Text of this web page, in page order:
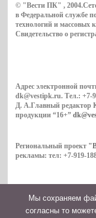
© "Вести ПК" ,
в Федеральной службе
технологий и массовых
Свидетельство о
Адрес электронной
dk@vestipk.ru. Тел.: +7-
Д. А.Главный редактор
продукции “16+”
Региональный проект
рекламы: тел: +7-919-
Copyright © 2026. ВестиПК
Контакты
Мы cохраняем
согласны то